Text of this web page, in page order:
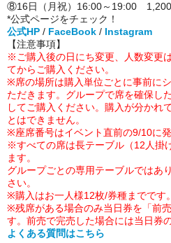
⑧16日（月祝）16:00～19:00
*公式ページをチェック！
公式HP / FaceBook / Instagram
【注意事項】
※ご購入後の日にち変更、人数変更
てからご購入ください。
※席の場所は購入単位ごとに事前に
ただきます。グループで席を確保し
してご購入ください。購入が分かれ
とはできません。
※座席番号はイベント直前の9/10に発
※すべての席は長テーブル（12人掛
ます。
グループごとの専用テーブルではあ
さい。
※購入はお一人様12枚/券種までです。
※残席がある場合のみ当日券を「前
す。前売で完売した場合には当日券
よくある質問はこちら